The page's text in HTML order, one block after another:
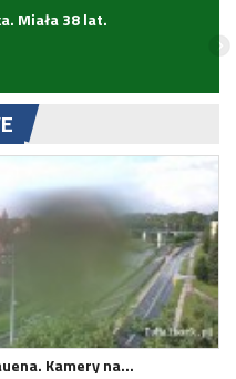
Miała 38 lat.
Kamery na…